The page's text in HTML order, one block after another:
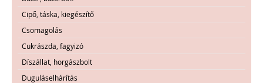
Cipő, táska, kiegészítő
Csomagolás
Cukrászda, fagyizó
Díszállat, horgászbolt
Duguláselhárítás